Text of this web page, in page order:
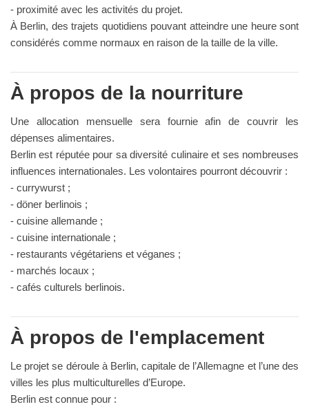
- proximité avec les activités du projet.
À Berlin, des trajets quotidiens pouvant atteindre une heure sont
considérés comme normaux en raison de la taille de la ville.
À propos de la nourriture
Une allocation mensuelle sera fournie afin de couvrir les
dépenses alimentaires.
Berlin est réputée pour sa diversité culinaire et ses nombreuses
influences internationales. Les volontaires pourront découvrir :
- currywurst ;
- döner berlinois ;
- cuisine allemande ;
- cuisine internationale ;
- restaurants végétariens et véganes ;
- marchés locaux ;
- cafés culturels berlinois.
À propos de l'emplacement
Le projet se déroule à Berlin, capitale de l’Allemagne et l’une des
villes les plus multiculturelles d’Europe.
Berlin est connue pour :